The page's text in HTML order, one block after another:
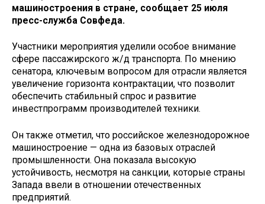
машиностроения в стране, сообщает 25 июля
пресс-служба Совфеда.
Участники мероприятия уделили особое внимание
сфере пассажирского ж/д транспорта. По мнению
сенатора, ключевым вопросом для отрасли является
увеличение горизонта контрактации, что позволит
обеспечить стабильный спрос и развитие
инвестпрограмм производителей техники.
Он также отметил, что российское железнодорожное
машиностроение — одна из базовых отраслей
промышленности. Она показала высокую
устойчивость, несмотря на санкции, которые страны
Запада ввели в отношении отечественных
предприятий.